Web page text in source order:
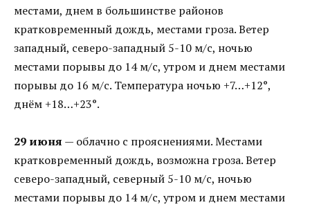
местами, днем в большинстве районов
кратковременный дождь, местами гроза. Ветер
западный, северо-западный 5-10 м/с, ночью
местами порывы до 14 м/с, утром и днем местами
порывы до 16 м/с. Температура ночью +7…+12°,
днём +18…+23°.
29 июня — облачно с прояснениями. Местами
кратковременный дождь, возможна гроза. Ветер
северо-западный, северный 5-10 м/с, ночью
местами порывы до 14 м/с, утром и днем местами